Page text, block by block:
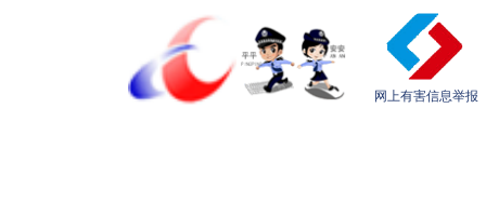
网上有害信息举报